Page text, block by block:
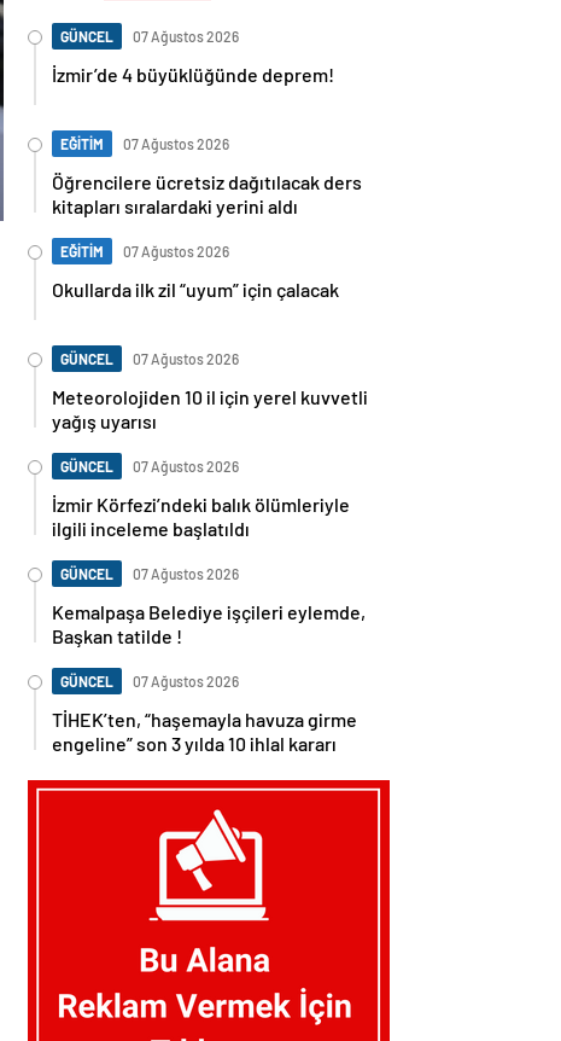
GÜNCEL 07 Ağustos 2026
İzmir’de 4 büyüklüğünde deprem!
EĞİTİM 07 Ağustos 2026
Öğrencilere ücretsiz dağıtılacak ders
kitapları sıralardaki yerini aldı
EĞİTİM 07 Ağustos 2026
Okullarda ilk zil “uyum” için çalacak
GÜNCEL 07 Ağustos 2026
Meteorolojiden 10 il için yerel kuvvetli
yağış uyarısı
GÜNCEL 07 Ağustos 2026
İzmir Körfezi’ndeki balık ölümleriyle
ilgili inceleme başlatıldı
GÜNCEL 07 Ağustos 2026
Kemalpaşa Belediye işçileri eylemde,
Başkan tatilde !
GÜNCEL 07 Ağustos 2026
TİHEK’ten, “haşemayla havuza girme
engeline” son 3 yılda 10 ihlal kararı